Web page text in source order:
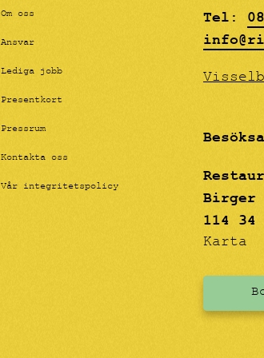
unika relationer till
varandra, men deras tillvaro
präglas av begränsad frihet –
manipulerade av sin suveräna
Om oss
Ansvar
Lediga jobb
Presentkort
Pressrum
Kontakta oss
Vår integritetspolicy
Tel:
Birger
114 34
Karta